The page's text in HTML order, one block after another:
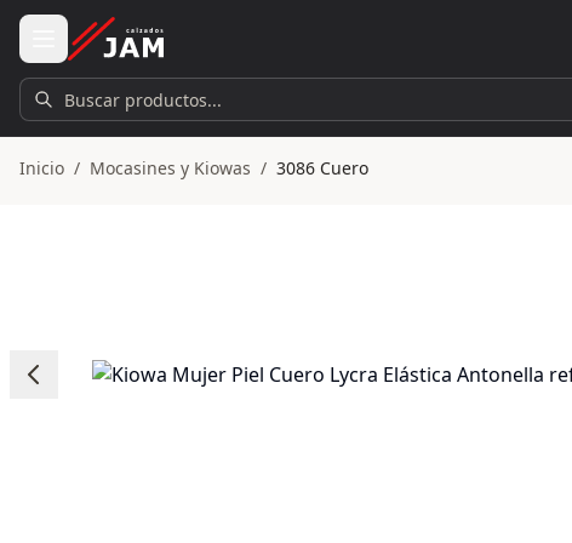
Ir al contenido principal
Buscar productos...
Inicio / Mocasines y Kiowas / 3086 Cuero